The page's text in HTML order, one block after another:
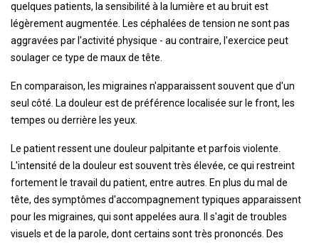
quelques patients, la sensibilité à la lumière et au bruit est
légèrement augmentée. Les céphalées de tension ne sont pas
aggravées par l'activité physique - au contraire, l'exercice peut
soulager ce type de maux de tête.
En comparaison, les migraines n'apparaissent souvent que d'un
seul côté. La douleur est de préférence localisée sur le front, les
tempes ou derrière les yeux.
Le patient ressent une douleur palpitante et parfois violente.
L'intensité de la douleur est souvent très élevée, ce qui restreint
fortement le travail du patient, entre autres. En plus du mal de
tête, des symptômes d'accompagnement typiques apparaissent
pour les migraines, qui sont appelées aura. Il s'agit de troubles
visuels et de la parole, dont certains sont très prononcés. Des